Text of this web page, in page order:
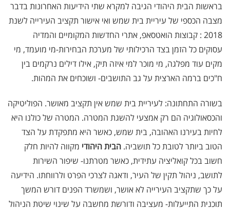
בראשות הבית היהודי הגיבה למקרא שתי הידיעות האחרונות בדבר
מצבה הכספי של עיריית בית שמש ואי אישור תקציב העירייה לשנת
2018 : קבוצות הואטסאפ, אתרי החדשות המקומיים והמדיה
עסוקים כל הזמן בצד הרכילותי של מערכת הבחירות-מי מועמד, מי
מקים עוד מפלגה, מי מוכר למי איזה תיק, אילו דילים נרקמים בין
ח"כים ברמה הארצית על גב התושבים- ושוכחים את המהות.
בשורה התחתונה: לעיריית בית שמש אין תקציב מאושר. הפוליטיקה
והכסאולוגיה הם רק אמצעי להשגת המטרה. המטרה של כולנו היא
לחיות בעירנו האהובה, בית שמש, כאשר היא מתפקדת על הצד
הטוב ביותר לטובת כל תושביה. הבית היהודי מקווה להיות חלק
חשוב בכל קואליציה עתידית, כאשר מטרתנו- שיפור השירות
לתושב, ניהול תקין של העיר, ודאגה לצרכי הפרט ולרווחתו. הידיעה
על כך שתקציב העירייה לא אושר, ושמשרד הפנים דורש המשך
תוכנית התייעלות- מעציבה ודורשת מחשבה על שינוי שיטת הניהול